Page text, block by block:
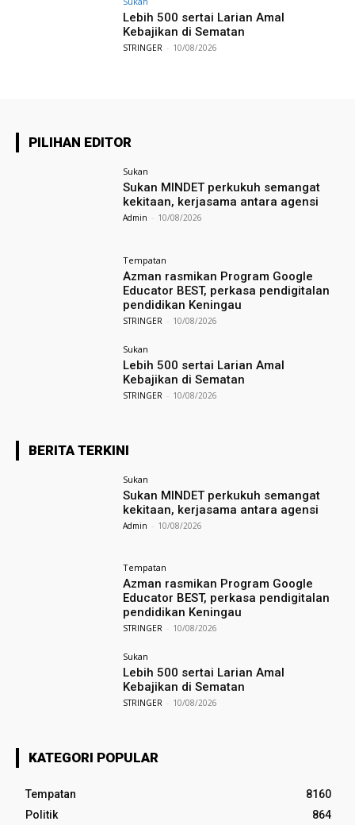
Lebih 500 sertai Larian Amal
Kebajikan di Sematan
STRINGER - 10/08/2026
PILIHAN EDITOR
Sukan
Sukan MINDET perkukuh semangat
kekitaan, kerjasama antara agensi
Admin - 10/08/2026
Tempatan
Azman rasmikan Program Google
Educator BEST, perkasa pendigitalan
pendidikan Keningau
STRINGER - 10/08/2026
Sukan
Lebih 500 sertai Larian Amal
Kebajikan di Sematan
STRINGER - 10/08/2026
BERITA TERKINI
Sukan
Sukan MINDET perkukuh semangat
kekitaan, kerjasama antara agensi
Admin - 10/08/2026
Tempatan
Azman rasmikan Program Google
Educator BEST, perkasa pendigitalan
pendidikan Keningau
STRINGER - 10/08/2026
Sukan
Lebih 500 sertai Larian Amal
Kebajikan di Sematan
STRINGER - 10/08/2026
KATEGORI POPULAR
Tempatan
8160
Politik
864